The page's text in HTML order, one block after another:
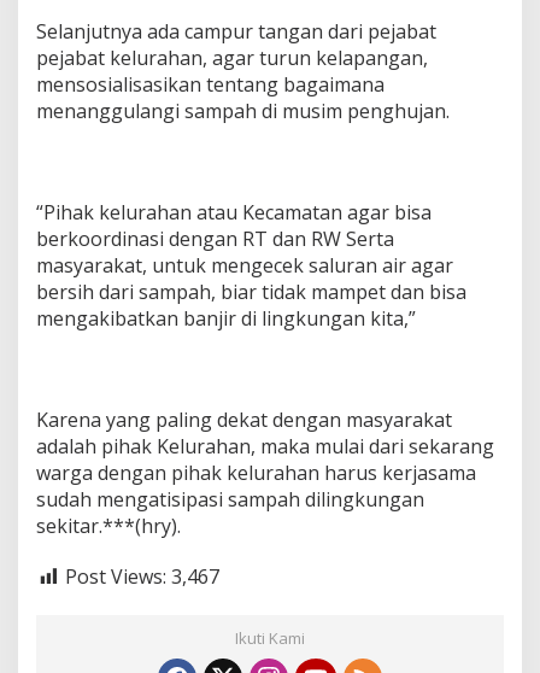
Selanjutnya ada campur tangan dari pejabat
pejabat kelurahan, agar turun kelapangan,
mensosialisasikan tentang bagaimana
menanggulangi sampah di musim penghujan.
“Pihak kelurahan atau Kecamatan agar bisa
berkoordinasi dengan RT dan RW Serta
masyarakat, untuk mengecek saluran air agar
bersih dari sampah, biar tidak mampet dan bisa
mengakibatkan banjir di lingkungan kita,”
Karena yang paling dekat dengan masyarakat
adalah pihak Kelurahan, maka mulai dari sekarang
warga dengan pihak kelurahan harus kerjasama
sudah mengatisipasi sampah dilingkungan
sekitar.***(hry).
Post Views: 3,467
Ikuti Kami